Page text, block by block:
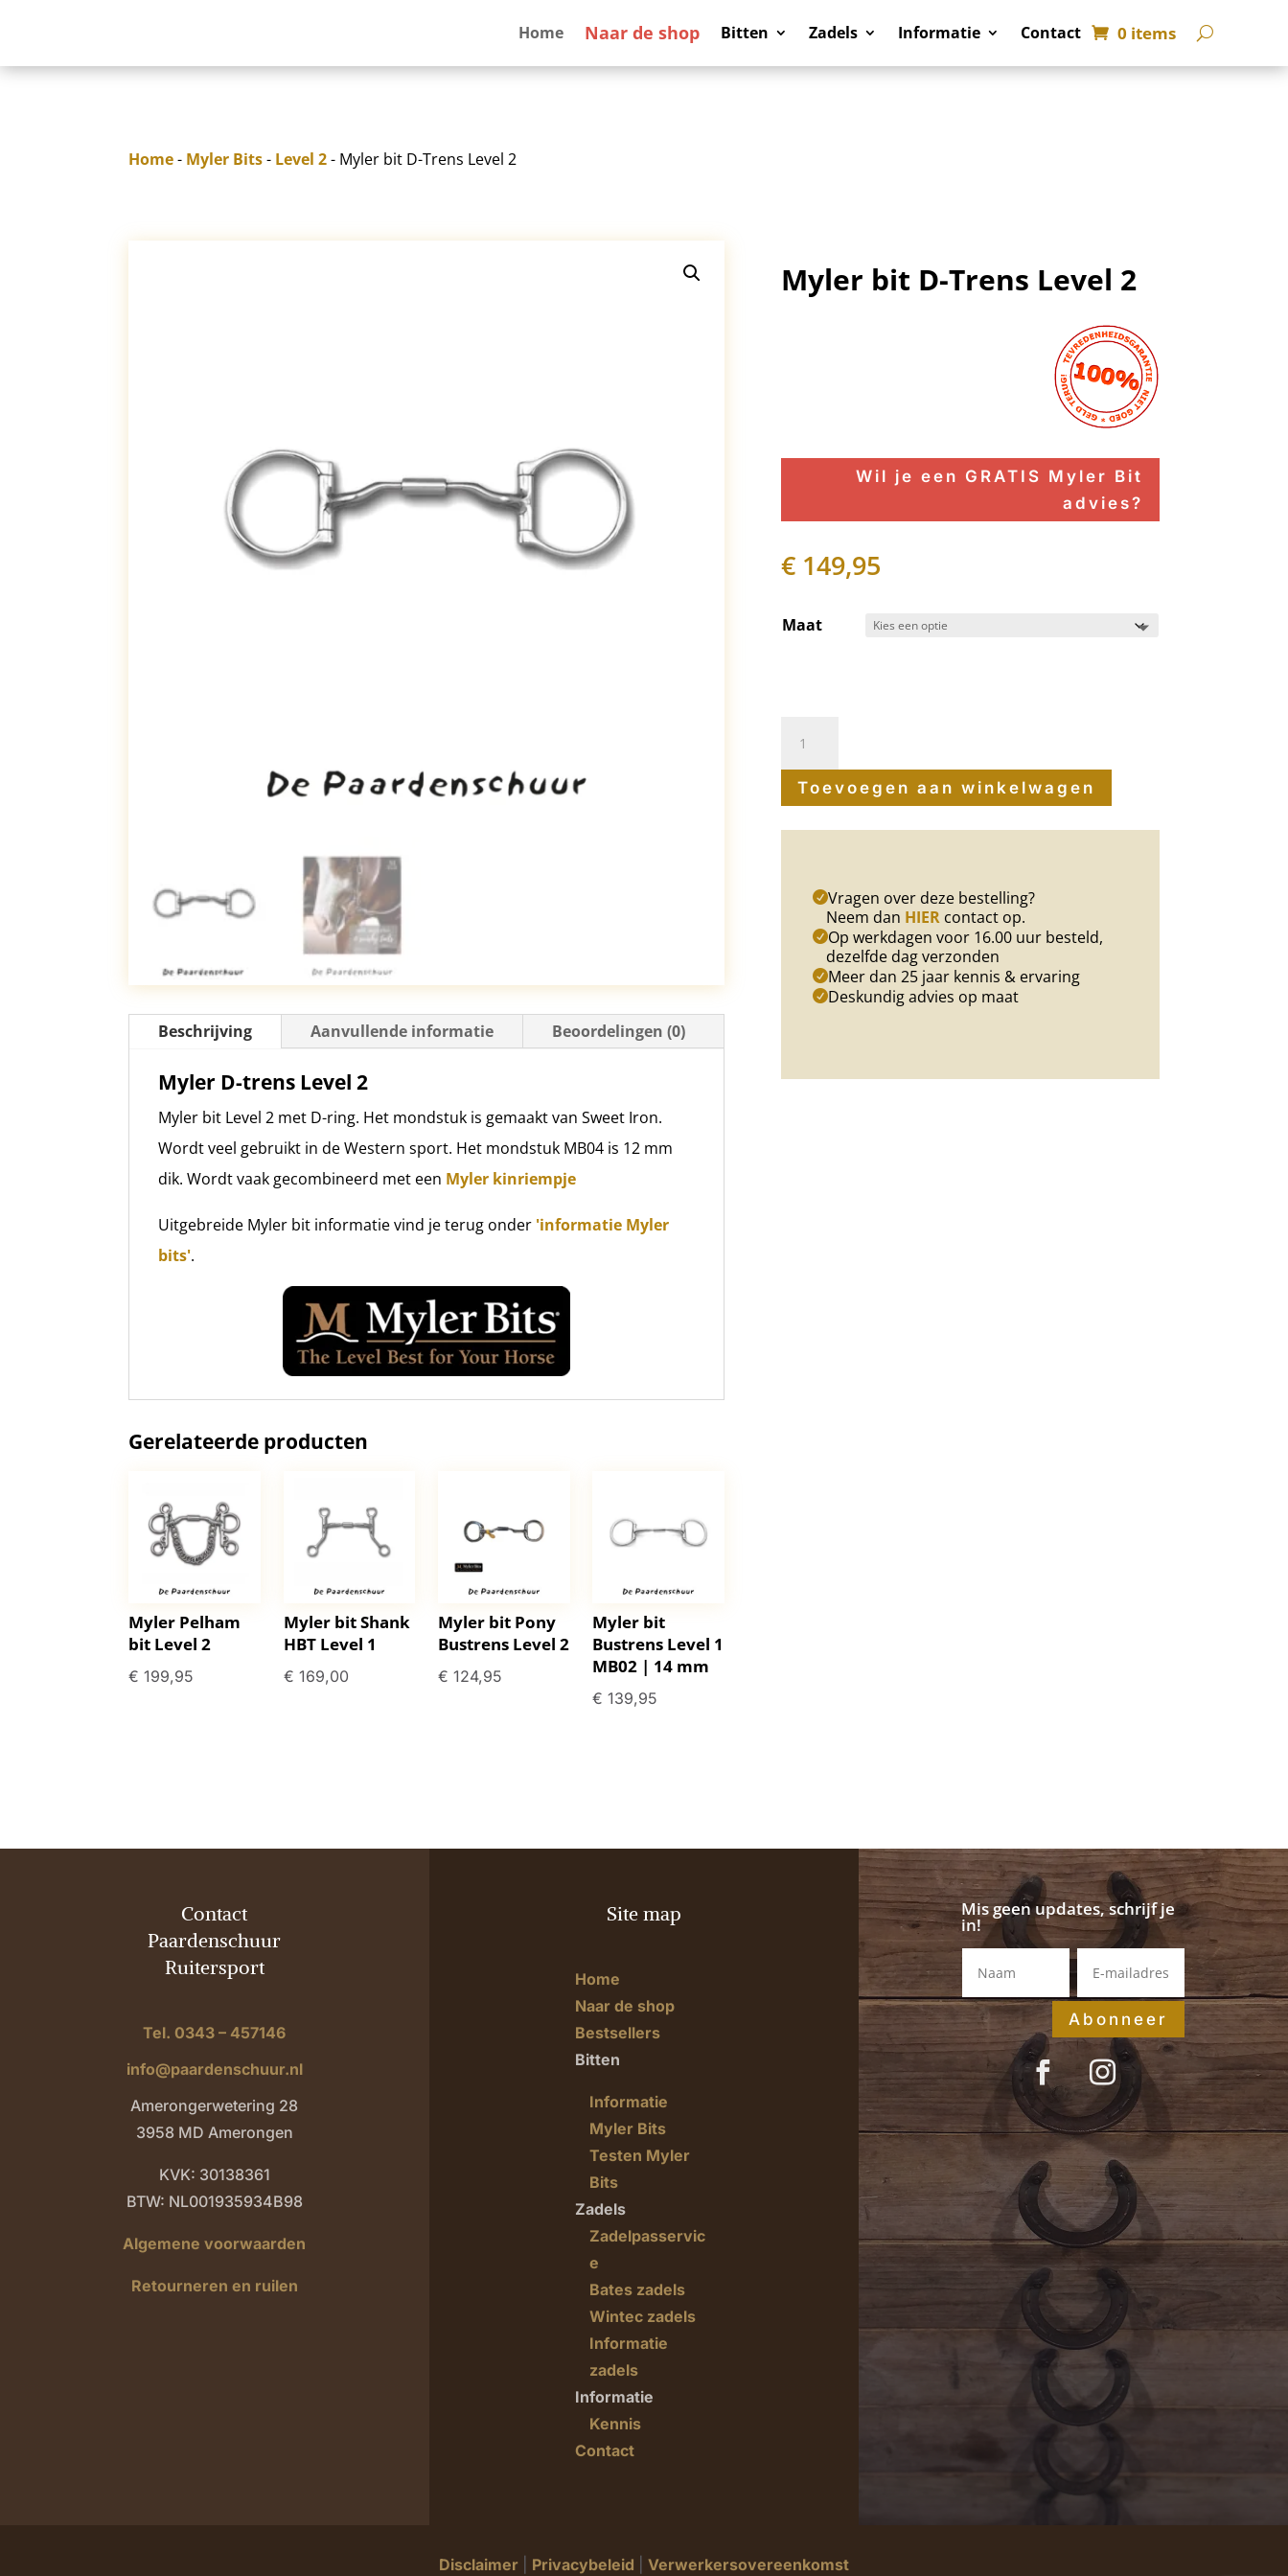
Home Naar de shop Bitten Zadels Informatie Contact 0 items
Home- Myler Bits- Level 2- Myler bit D-Trens Level 2
Beschrijving Aanvullende informatie Beoordelingen (0)
Myler D-trens Level 2
Myler bit Level 2 met D-ring. Het mondstuk is gemaakt van Sweet Iron.
Wordt veel gebruikt in de Western sport. Het mondstuk MB04 is 12 mm
dik. Wordt vaak gecombineerd met een Myler kinriempje
Uitgebreide Myler bit informatie vind je terug onder 'informatie Myler
bits'.
Gerelateerde producten
Myler Pelham
bit Level 2
€ 199,95
Myler bit Shank
HBT Level 1
€ 169,00
Myler bit Pony
Bustrens Level 2
€ 124,95
Myler bit
Bustrens Level 1
MB02 | 14 mm
€ 139,95
Myler bit D-Trens Level 2
Wil je een GRATIS Myler Bit
advies?
€149,95
Maat
Toevoegen aan winkelwagen
Vragen over deze bestelling?
Neem dan HIERcontact op.
Op werkdagen voor 16.00 uur besteld,
dezelfde dag verzonden
Meer dan 25 jaar kennis & ervaring
Deskundig advies op maat
Contact
Paardenschuur
Ruitersport
Tel. 0343 – 457146
info@paardenschuur.nl
Amerongerwetering 28
3958 MD Amerongen
KVK: 30138361
BTW: NL001935934B98
Algemene voorwaarden
Retourneren en ruilen
Site map
Home
Naar de shop
Bestsellers
Bitten
Informatie
Myler Bits
Testen Myler
Bits
Zadels
Zadelpasservic
e
Bates zadels
Wintec zadels
Informatie
zadels
Informatie
Kennis
Contact
Mis geen updates, schrijf je
in!
Abonneer
Disclaimer Privacybeleid Verwerkersovereenkomst